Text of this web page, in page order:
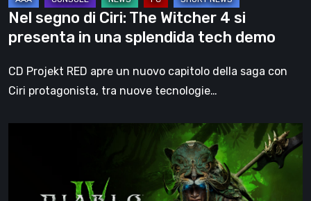
in
una
splendida
tech
demo
Nel segno di Ciri: The Witcher 4 si
presenta in una splendida tech demo
CD Projekt RED apre un nuovo capitolo della saga con
Ciri protagonista, tra nuove tecnologie…